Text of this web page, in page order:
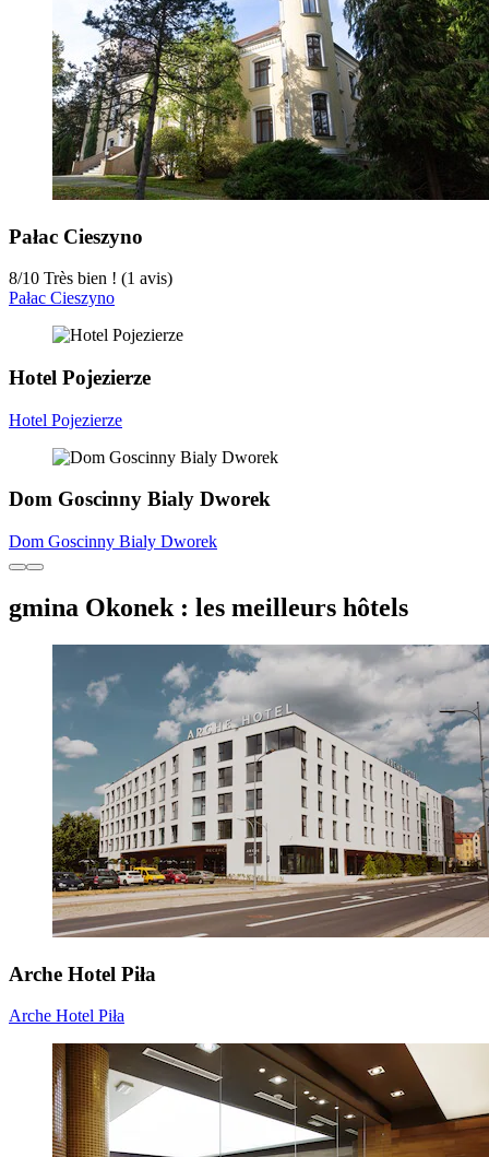
Pałac Cieszyno
8/10 Très bien ! (1 avis)
Pałac Cieszyno
Hotel Pojezierze
Hotel Pojezierze
Dom Goscinny Bialy Dworek
Dom Goscinny Bialy Dworek
gmina Okonek : les meilleurs hôtels
Arche Hotel Piła
Arche Hotel Piła